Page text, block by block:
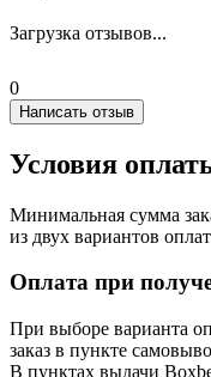
Загрузка отзывов...
0
Написать отзыв
Условия
Минимальная сумма
из двух вариантов
Оплата при
При выборе варианта
заказ в пункте
В пунктах выдачи